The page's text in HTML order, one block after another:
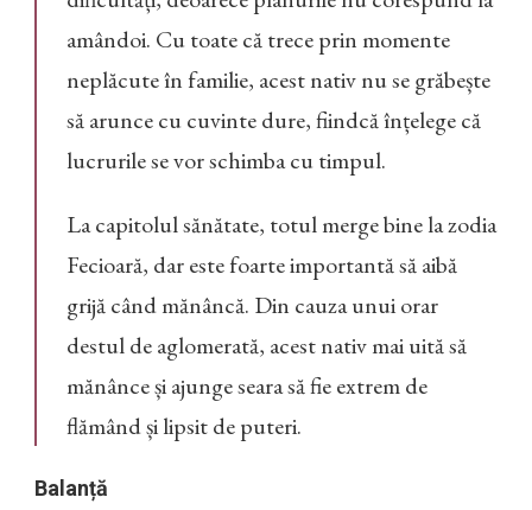
amândoi. Cu toate că trece prin momente
neplăcute în familie, acest nativ nu se grăbește
să arunce cu cuvinte dure, fiindcă înțelege că
lucrurile se vor schimba cu timpul.
La capitolul sănătate, totul merge bine la zodia
Fecioară, dar este foarte importantă să aibă
grijă când mănâncă. Din cauza unui orar
destul de aglomerată, acest nativ mai uită să
mănânce și ajunge seara să fie extrem de
flămând și lipsit de puteri.
Balanță